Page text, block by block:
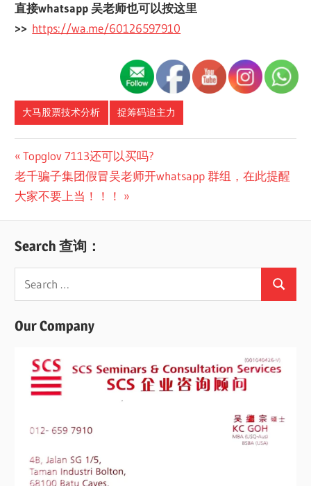
直接whatsapp 吴老师也可以按这里
>> https://wa.me/60126597910
大马股票技术分析 捉筹码追主力
Post
navigation
Previous
Post:
Topglov 7113还可以买吗?
Next
Post:
老千骗子集团假冒吴老师开whatsapp 群组，在此提醒
大家不要上当！！！
Search 查询：
Search
for:
Search
Our Company